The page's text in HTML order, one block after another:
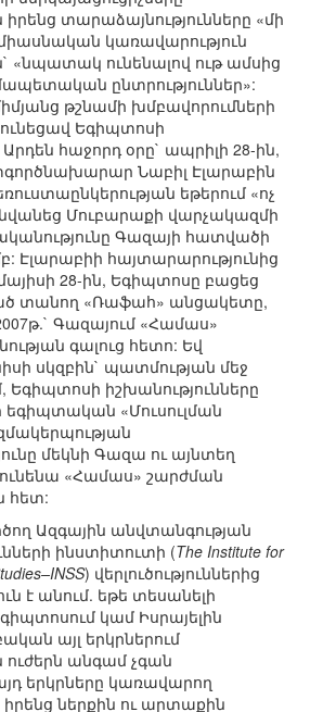
տարաձայնությունները «մի
միասնական կառավարություն
«նպատակ ունենալով ութ ամսից
ընտրություններ»:
թշնամի խմբավորումների
ունեցավ Եգիպտոսի
հաջորդ օրը` ապրիլի 28-ին,
Նաբիլ Էլարաբին
եթերում «ոչ
Մուբարաքի վարչակազմի
Գազայի հատվածի
Էլարաբիի հայտարարությունից
28-ին, Եգիպտոսը բացեց
տանող «Ռաֆահ» անցակետը,
Գազայում «Համաս»
գալուց հետո: Եվ
սկզբին` պատմության մեջ
իշխանությունները
եգիպտական «Մուսուլման
մեկնի Գազա ու այնտեղ
«Համաս» շարժման
հետ:
Ազգային անվտանգության
ինստիտուտի (The Institute for
) վերլուծություններից
է անում. եթե տեսանելի
կամ Իսրայելին
այլ երկրներում
անգամ չգան
երկրները կառավարող
ներքին ու արտաքին